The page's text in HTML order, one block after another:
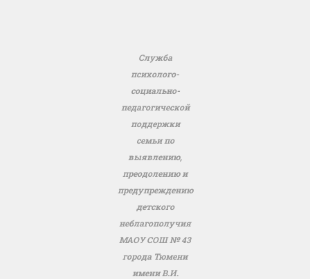
Служба
психолого-
социально-
педагогической
поддержки
семьи по
выявлению,
преодолению и
предупреждению
детского
неблагополучия
МАОУ СОШ № 43
города Тюмени
имени В.И.